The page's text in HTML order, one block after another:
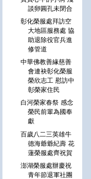
談卵圓孔未閉合
彰化榮服處拜訪空
大地區服務處 協
助退除役官兵進
修管道
中華佛教善緣慈善
會連袂彰化榮服
榮欣志工 慰訪中
彰榮家住民
白河榮家春祭 感念
榮民前輩為國奉
獻
百歲八二三英雄牛
德海爺爺紀壽 花
蓮榮服處齊祝賀
澎湖榮服處辦慶祝
青年節退軍社團